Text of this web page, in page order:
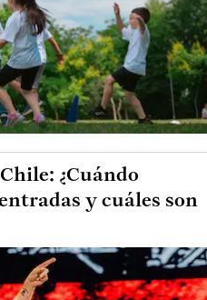
¿Cuándo
y cuáles son